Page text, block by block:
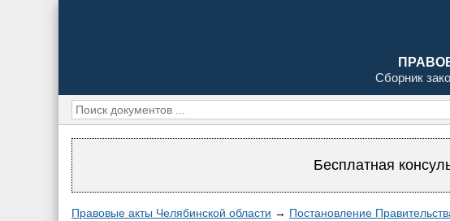
Сборник
Бесплатная
Правовые акты Челябинской области → Постановление